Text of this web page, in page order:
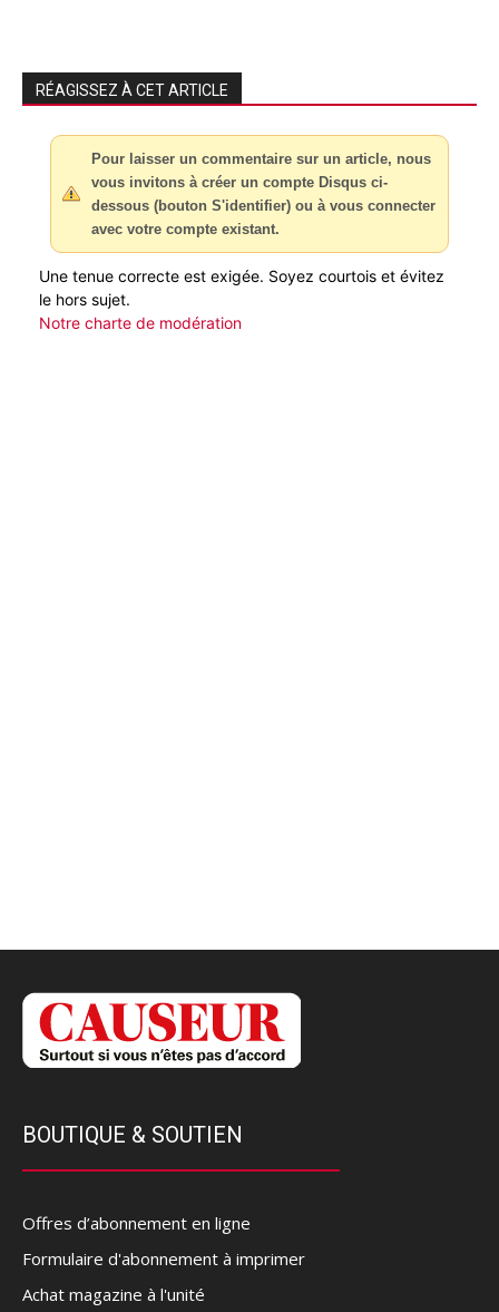
RÉAGISSEZ À CET ARTICLE
Pour laisser un commentaire sur un article, nous
vous invitons à créer un compte Disqus ci-
dessous (bouton S'identifier) ou à vous connecter
avec votre compte existant.
Une tenue correcte est exigée. Soyez courtois et évitez
le hors sujet.
Notre charte de modération
BOUTIQUE & SOUTIEN
Offres d’abonnement en ligne
Formulaire d'abonnement à imprimer
Achat magazine à l'unité